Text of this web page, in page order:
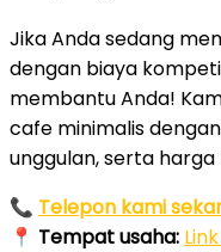
Jika Anda sedang
dengan biaya
membantu Anda!
cafe minimalis
unggulan, serta
📞 Telepon kami
📍 Tempat usaha: